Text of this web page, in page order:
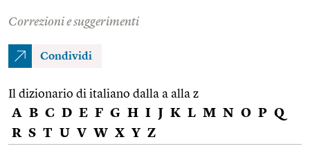
Correzioni e suggerimenti
Condividi
Il dizionario di italiano dalla a alla z
A B C D E F G H I J K L M N O P Q
R S T U V W X Y Z